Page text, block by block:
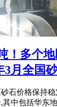
！多个
3月全国
石价格保持
其中包括华东